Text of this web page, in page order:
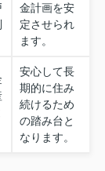
金計画を安
定させられ
ます。
安心して長
期的に住み
続けるため
の踏み台と
なります。